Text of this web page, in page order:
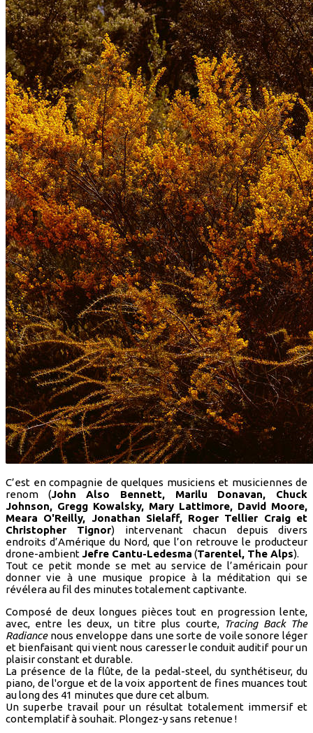
C’est en compagnie de quelques musiciens et musiciennes de
renom (John Also Bennett, Marilu Donavan, Chuck
Johnson, Gregg Kowalsky, Mary Lattimore, David Moore,
Meara O'Reilly, Jonathan Sielaff, Roger Tellier Craig et
Christopher Tignor) intervenant chacun depuis divers
endroits d’Amérique du Nord, que l’on retrouve le producteur
drone-ambient Jefre Cantu-Ledesma (Tarentel, The Alps).
Tout ce petit monde se met au service de l’américain pour
donner vie à une musique propice à la méditation qui se
révélera au fil des minutes totalement captivante.
Composé de deux longues pièces tout en progression lente,
avec, entre les deux, un titre plus courte, Tracing Back The
Radiancenous enveloppe dans une sorte de voile sonore léger
et bienfaisant qui vient nous caresser le conduit auditif pour un
plaisir constant et durable.
La présence de la flûte, de la pedal-steel, du synthétiseur, du
piano, de l'orgue et de la voix apportent de fines muances tout
au long des 41 minutes que dure cet album.
Un superbe travail pour un résultat totalement immersif et
contemplatif à souhait. Plongez-y sans retenue !